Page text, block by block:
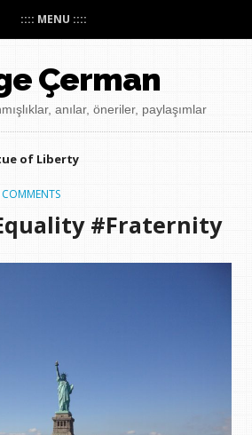
:::: MENU ::::
Çerman
anılar, öneriler, paylaşımlar
of Liberty
#Fraternity